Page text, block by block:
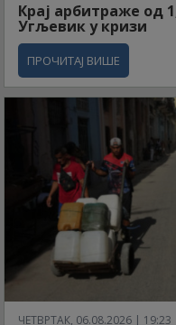
Крај арбитраже од
Угљевик у кризи
ПРОЧИТАЈ ВИШЕ
ЧЕТВРТАК, 06.08.2026 | 19:23